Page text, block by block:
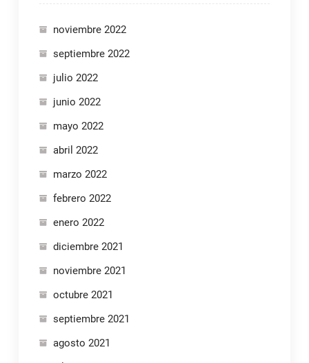
noviembre 2022
septiembre 2022
julio 2022
junio 2022
mayo 2022
abril 2022
marzo 2022
febrero 2022
enero 2022
diciembre 2021
noviembre 2021
octubre 2021
septiembre 2021
agosto 2021